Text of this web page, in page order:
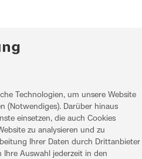
Technologien, um unsere Website
(Notwendiges). Darüber hinaus
einsetzen, die auch Cookies
zu analysieren und zu
Ihrer Daten durch Drittanbieter
Ihre Auswahl jederzeit in den